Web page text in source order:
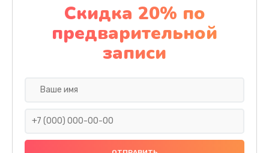
Скидка 20% по
предварительной
записи